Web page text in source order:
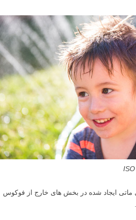
ماتی ایجاد شده در بخش های خارج از فوکوس